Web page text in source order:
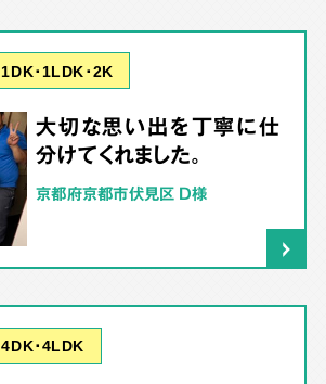
1DK･1LDK･2K
大切な思い出を丁寧に仕
分けてくれました。
京都府京都市伏見区 D様
4DK･4LDK